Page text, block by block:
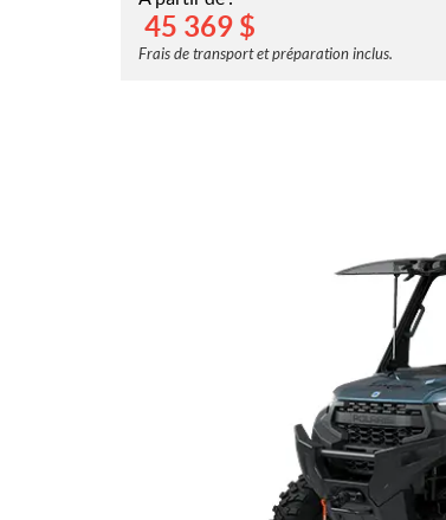
45 369 $
Frais de transport et préparation inclus.